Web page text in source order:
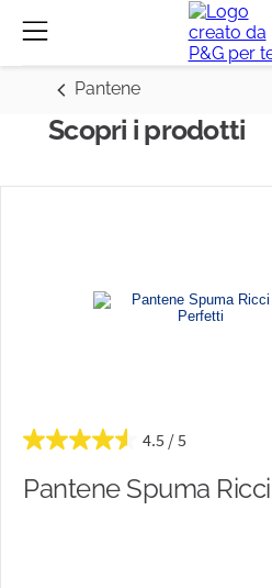
Pantene
Scopri i prodotti
4.5
Pantene Spuma